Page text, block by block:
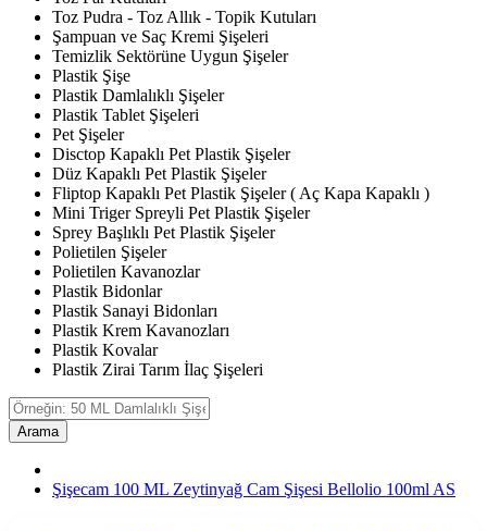
Toz Pudra - Toz Allık - Topik Kutuları
Şampuan ve Saç Kremi Şişeleri
Temizlik Sektörüne Uygun Şişeler
Plastik Şişe
Plastik Damlalıklı Şişeler
Plastik Tablet Şişeleri
Pet Şişeler
Disctop Kapaklı Pet Plastik Şişeler
Düz Kapaklı Pet Plastik Şişeler
Fliptop Kapaklı Pet Plastik Şişeler ( Aç Kapa Kapaklı )
Mini Triger Spreyli Pet Plastik Şişeler
Sprey Başlıklı Pet Plastik Şişeler
Polietilen Şişeler
Polietilen Kavanozlar
Plastik Bidonlar
Plastik Sanayi Bidonları
Plastik Krem Kavanozları
Plastik Kovalar
Plastik Zirai Tarım İlaç Şişeleri
Arama
Şişecam 100 ML Zeytinyağ Cam Şişesi Bellolio 100ml AS